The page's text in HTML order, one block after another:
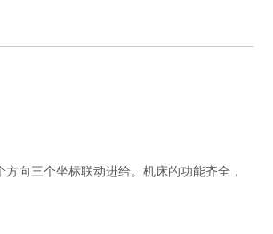
向三个坐标联动进给。机床的功能齐全，